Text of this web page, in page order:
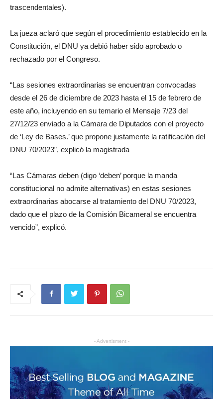
trascendentales).
La jueza aclaró que según el procedimiento establecido en la
Constitución, el DNU ya debió haber sido aprobado o
rechazado por el Congreso.
“Las sesiones extraordinarias se encuentran convocadas
desde el 26 de diciembre de 2023 hasta el 15 de febrero de
este año, incluyendo en su temario el Mensaje 7/23 del
27/12/23 enviado a la Cámara de Diputados con el proyecto
de ‘Ley de Bases.’ que propone justamente la ratificación del
DNU 70/2023”, explicó la magistrada
“Las Cámaras deben (digo ‘deben’ porque la manda
constitucional no admite alternativas) en estas sesiones
extraordinarias abocarse al tratamiento del DNU 70/2023,
dado que el plazo de la Comisión Bicameral se encuentra
vencido”, explicó.
- Advertisment -